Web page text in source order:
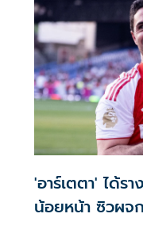
'อาร์เตตา' ได้ร
น้อยหน้า ซิวผจ